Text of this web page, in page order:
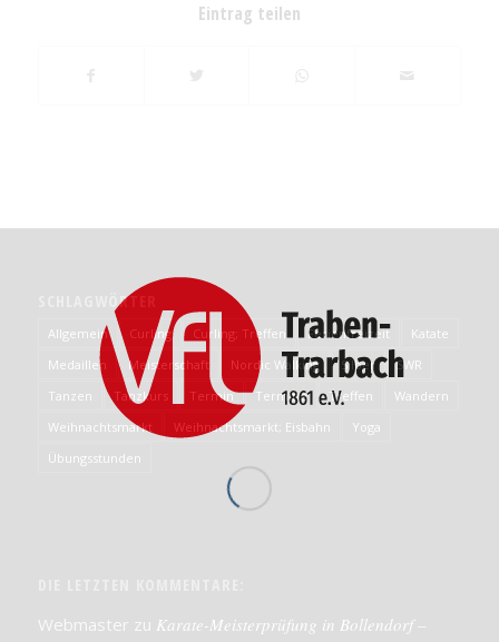
Eintrag teilen
SCHLAGWÖRTER
Allgemein Curling Curling; Treffen Ferienfreizeit
Katate
Medaillen
Meisterschaft Nordic Walking Silber
SWR
Tanzen
Tanzkurs Termin Termine Treffen
Wandern
Weihnachtsmarkt
Weihnachtsmarkt; Eisbahn
Yoga
Übungsstunden
Webmaster zu Karate-Meisterprüfung in Bollendorf –